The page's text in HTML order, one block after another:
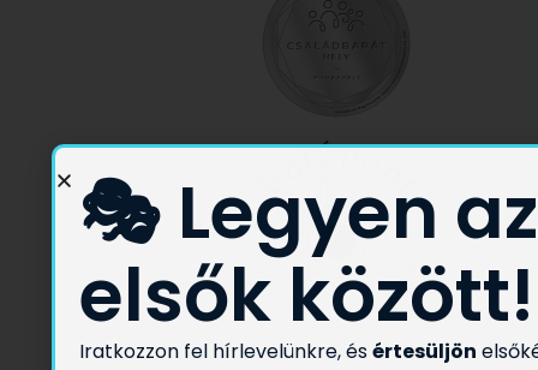
🎭 Legyen az
elsők között!
Iratkozzon fel hírlevelünkre, ésértesüljön